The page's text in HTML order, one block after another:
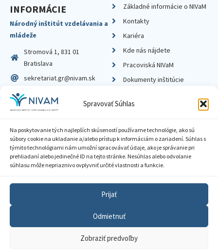
Spravovať Súhlas
Na poskytovanie tých najlepších skúseností používame technológie, ako sú
súbory cookie na ukladanie a/alebo prístup k informáciám o zariadení. Súhlas s
týmito technológiami nám umožní spracovávať údaje, ako je správanie pri
prehliadaní alebo jedinečné ID na tejto stránke. Nesúhlas alebo odvolanie
súhlasu môže nepriaznivo ovplyvniť určité vlastnosti a funkcie.
Prijať
Odmietnuť
Zobraziť predvoľby
INFORMÁCIE
Národný inštitút vzdelávania a
mládeže
Stromová 1, 831 01
Bratislava
sekretariat.gr@nivam.sk
IČO: 00164348
DIČ: 2020798714
Základné informácie o NIVaM
Kontakty
Kariéra
Kde nás nájdete
Pracoviská NIVaM
Dokumenty inštitúcie
Zásady ochrany súkromia
Sprístupnenie informácií
GDPR